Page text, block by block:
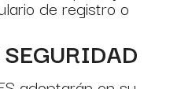
de registro o